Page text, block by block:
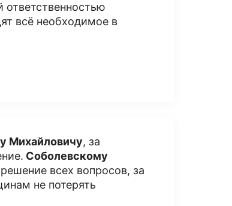
ответственностью
всё необходимое в
Михайловичу, за
Соболевскому
всех вопросов, за
не потерять